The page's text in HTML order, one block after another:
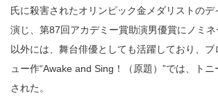
氏に殺害されたオリンピック金メダリストのデ
演じ、第87回アカデミー賞助演男優賞にノミ
以外には、舞台俳優としても活躍しており、
ュー作“Awake and Sing！（原題）”では、トニ
された。